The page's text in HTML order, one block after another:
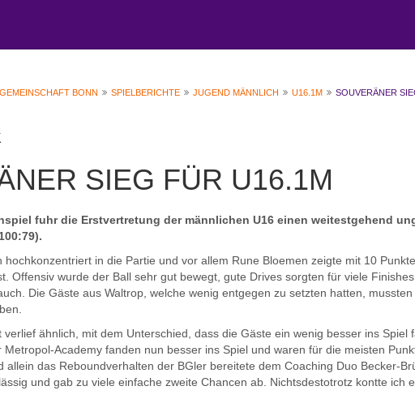
BONN SPIELBERICHTE JUGEND MÄNNLICH U16.1M SOUVERÄNER
SIEG FÜR U16.1M
fuhr die Erstvertretung der männlichen U16 einen weitestgehend
hochkonzentriert in die Partie und vor allem Rune Bloemen zeigte mit 10
Offensiv wurde der Ball sehr gut bewegt, gute Drives sorgten für viele
Die Gäste aus Waltrop, welche wenig entgegen zu setzten hatten,
verlief ähnlich, mit dem Unterschied, dass die Gäste ein wenig besser ins Spiel
Metropol-Academy fanden nun besser ins Spiel und waren für die meisten
allein das Reboundverhalten der BGler bereitete dem Coaching Duo Becker-
und gab zu viele einfache zweite Chancen ab. Nichtsdestotrotz kontte ich